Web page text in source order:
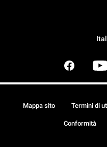
Mappa sito Termini di
Conformità